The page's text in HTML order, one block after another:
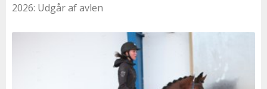
2026: Udgår af avlen